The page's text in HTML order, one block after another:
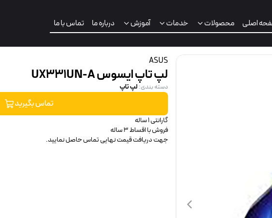
اصلی محصولات خدمات آموزش درباره ما تماس با ما
ASUS
لپ تاپ ایسوس UX331UN-A
دسته بندی: لپ تاپ
تماس بگیرید
گارانتی 1 ساله
فروش با اقساط 3 ساله
جهت دریافت قیمت نهایی تماس حاصل نمایید.